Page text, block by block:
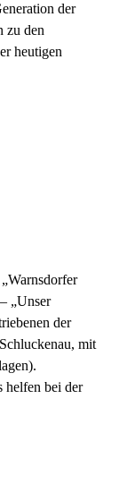
der
zu den
heutigen
„Unser
der
mit
helfen bei der